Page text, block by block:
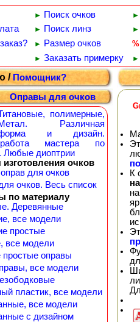
► Поиск очков ►
► Поиск линз ►
► Размер очков %
► Заказать примерку ►
/Помощник?
Оправы для очков
полимерные,
Различная
и дизайн.
мастера по
Любые диоптрии
очков
для очков
очков. Весь список
по материалу
Деревянные
все модели
простые
все модели
оправы
все модели
пластик, все модели
все модели
с дизайном
К